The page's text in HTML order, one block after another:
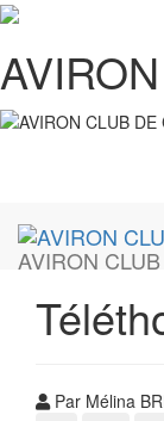
AVIRON
Par Mélina